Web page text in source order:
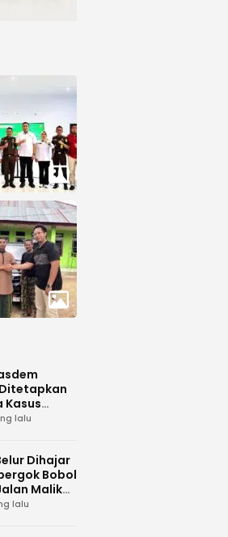
Kasus
lalu
Dihajar
Bobol
Malik
lalu